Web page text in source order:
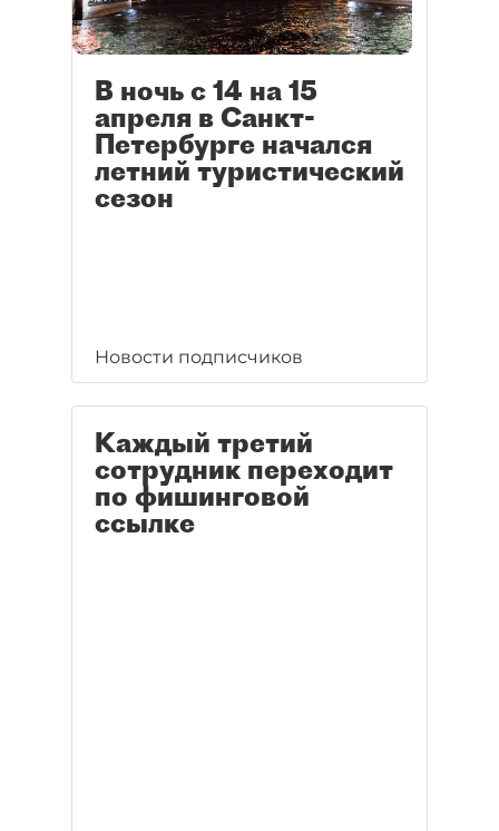
В ночь с 14 на 15
апреля в Санкт-
Петербурге начался
летний туристический
сезон
Новости подписчиков
Каждый третий
сотрудник переходит
по фишинговой
ссылке